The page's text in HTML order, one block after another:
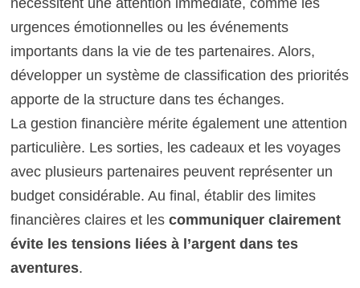
nécessitent une attention immédiate, comme les
urgences émotionnelles ou les événements
importants dans la vie de tes partenaires. Alors,
développer un système de classification des priorités
apporte de la structure dans tes échanges.
La gestion financière mérite également une attention
particulière. Les sorties, les cadeaux et les voyages
avec plusieurs partenaires peuvent représenter un
budget considérable. Au final, établir des limites
financières claires et les communiquer clairement
évite les tensions liées à l’argent dans tes
aventures.